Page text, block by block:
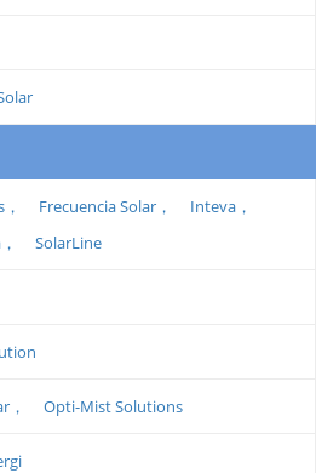
Frecuencia Solar，
Inteva，
SolarLine
， Opti-Mist Solutions